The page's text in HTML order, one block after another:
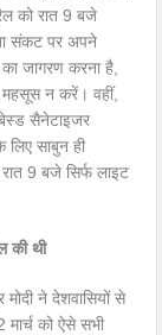
को रात 9 बजे
संकट पर अपने
जागरण करना है,
महसूस न करें। वहीं,
सैनेटाइजर
साबुन ही
9 बजे सिर्फ लाइट
की थी
मोदी ने देशवासियों से
को ऐसे सभी